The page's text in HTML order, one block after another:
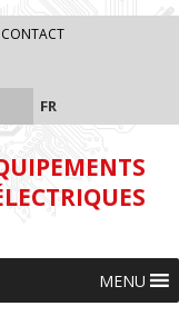
CONTACT
FR
MENU